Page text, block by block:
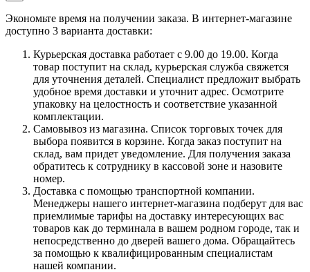
Экономьте время на получении заказа. В интернет-магазине
доступно 3 варианта доставки:
Курьерская доставка работает с 9.00 до 19.00. Когда
товар поступит на склад, курьерская служба свяжется
для уточнения деталей. Специалист предложит выбрать
удобное время доставки и уточнит адрес. Осмотрите
упаковку на целостность и соответствие указанной
комплектации.
Самовывоз из магазина. Список торговых точек для
выбора появится в корзине. Когда заказ поступит на
склад, вам придет уведомление. Для получения заказа
обратитесь к сотруднику в кассовой зоне и назовите
номер.
Доставка с помощью транспортной компании.
Менеджеры нашего интернет-магазина подберут для вас
приемлимые тарифы на доставку интересующих вас
товаров как до терминала в вашем родном городе, так и
непосредственно до дверей вашего дома. Обращайтесь
за помощью к квалифицированным специалистам
нашей компании.